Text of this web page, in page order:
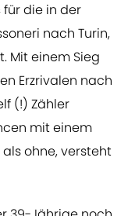
die in der
nach Turin,
Mit einem Sieg
Erzrivalen nach
(!) Zähler
mit einem
ohne, versteht